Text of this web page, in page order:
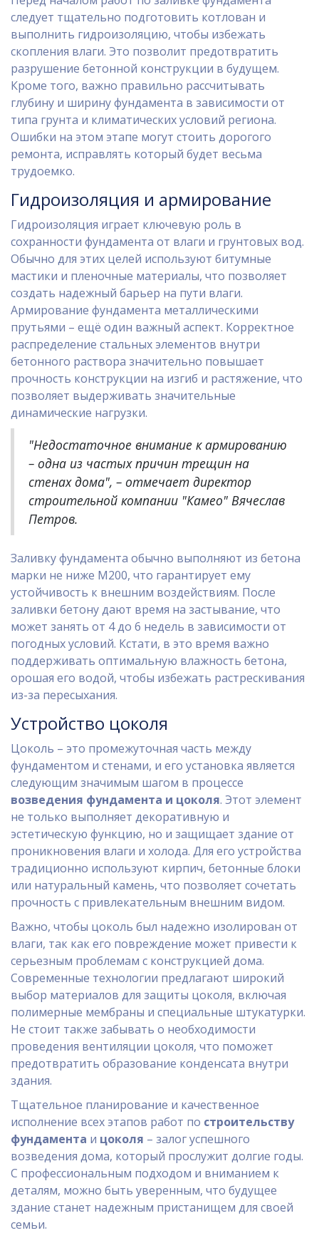
следует тщательно подготовить котлован и
выполнить гидроизоляцию, чтобы избежать
скопления влаги. Это позволит предотвратить
разрушение бетонной конструкции в будущем.
Кроме того, важно правильно рассчитывать
глубину и ширину фундамента в зависимости от
типа грунта и климатических условий региона.
Ошибки на этом этапе могут стоить дорогого
ремонта, исправлять который будет весьма
трудоемко.
Гидроизоляция и армирование
Гидроизоляция играет ключевую роль в
сохранности фундамента от влаги и грунтовых вод.
Обычно для этих целей используют битумные
мастики и пленочные материалы, что позволяет
создать надежный барьер на пути влаги.
Армирование фундамента металлическими
прутьями – ещё один важный аспект. Корректное
распределение стальных элементов внутри
бетонного раствора значительно повышает
прочность конструкции на изгиб и растяжение, что
позволяет выдерживать значительные
динамические нагрузки.
"Недостаточное внимание к армированию
– одна из частых причин трещин на
стенах дома", – отмечает директор
строительной компании "Камео" Вячеслав
Петров.
Заливку фундамента обычно выполняют из бетона
марки не ниже М200, что гарантирует ему
устойчивость к внешним воздействиям. После
заливки бетону дают время на застывание, что
может занять от 4 до 6 недель в зависимости от
погодных условий. Кстати, в это время важно
поддерживать оптимальную влажность бетона,
орошая его водой, чтобы избежать растрескивания
из-за пересыхания.
Устройство цоколя
Цоколь – это промежуточная часть между
фундаментом и стенами, и его установка является
следующим значимым шагом в процессе
возведения фундамента и цоколя. Этот элемент
не только выполняет декоративную и
эстетическую функцию, но и защищает здание от
проникновения влаги и холода. Для его устройства
традиционно используют кирпич, бетонные блоки
или натуральный камень, что позволяет сочетать
прочность с привлекательным внешним видом.
Важно, чтобы цоколь был надежно изолирован от
влаги, так как его повреждение может привести к
серьезным проблемам с конструкцией дома.
Современные технологии предлагают широкий
выбор материалов для защиты цоколя, включая
полимерные мембраны и специальные штукатурки.
Не стоит также забывать о необходимости
проведения вентиляции цоколя, что поможет
предотвратить образование конденсата внутри
здания.
Тщательное планирование и качественное
исполнение всех этапов работ по строительству
фундамента и цоколя – залог успешного
возведения дома, который прослужит долгие годы.
С профессиональным подходом и вниманием к
деталям, можно быть уверенным, что будущее
здание станет надежным пристанищем для своей
семьи.